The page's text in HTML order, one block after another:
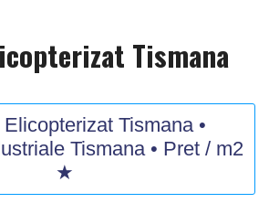
Tismana
Tismana •
Tismana • Pret / m2
★